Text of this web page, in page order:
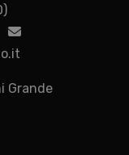
Grande